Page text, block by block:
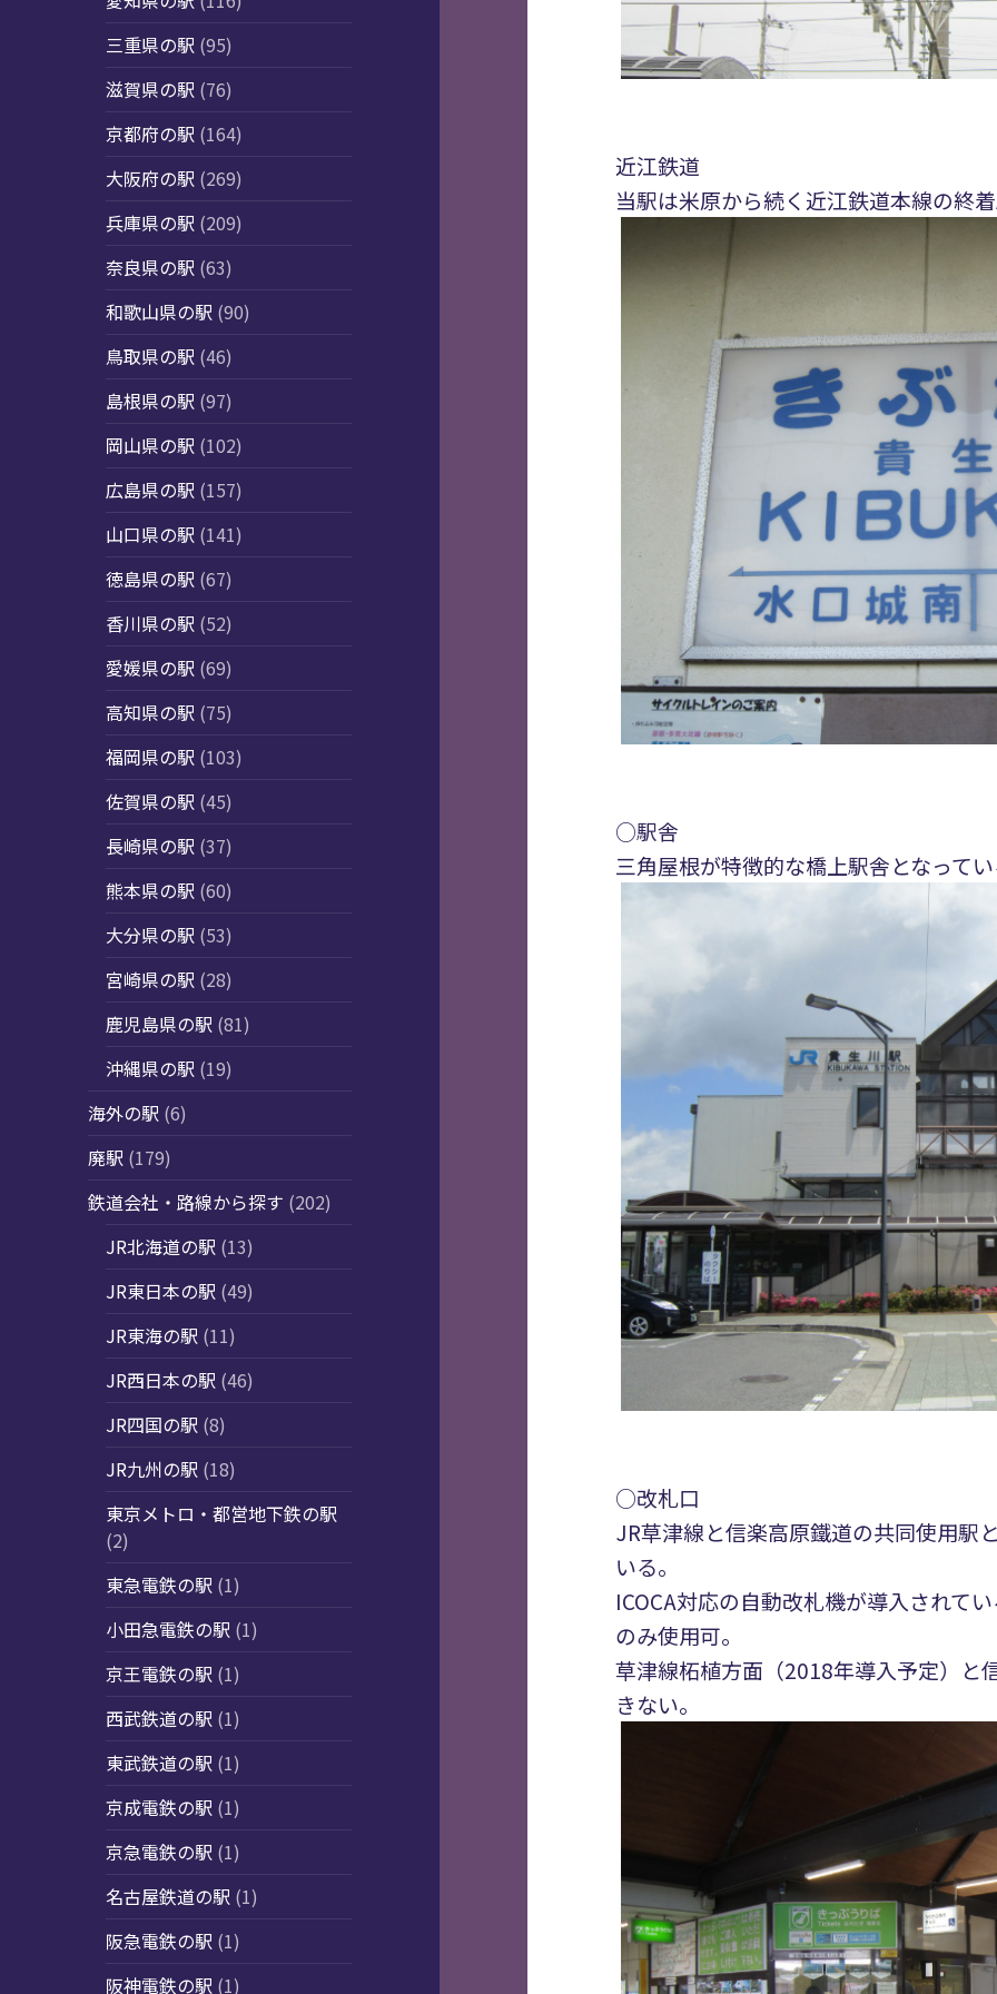
三重県の駅 (95)
滋賀県の駅 (76)
京都府の駅 (164)
大阪府の駅 (269)
兵庫県の駅 (209)
奈良県の駅 (63)
和歌山県の駅 (90)
鳥取県の駅 (46)
島根県の駅 (97)
岡山県の駅 (102)
広島県の駅 (157)
山口県の駅 (141)
徳島県の駅 (67)
香川県の駅 (52)
愛媛県の駅 (69)
高知県の駅 (75)
福岡県の駅 (103)
佐賀県の駅 (45)
長崎県の駅 (37)
熊本県の駅 (60)
大分県の駅 (53)
宮崎県の駅 (28)
鹿児島県の駅 (81)
沖縄県の駅 (19)
海外の駅 (6)
廃駅 (179)
鉄道会社・路線から探す (202)
JR北海道の駅 (13)
JR東日本の駅 (49)
JR東海の駅 (11)
JR西日本の駅 (46)
JR四国の駅 (8)
JR九州の駅 (18)
東京メトロ・都営地下鉄の駅
(2)
東急電鉄の駅 (1)
小田急電鉄の駅 (1)
京王電鉄の駅 (1)
西武鉄道の駅 (1)
東武鉄道の駅 (1)
京成電鉄の駅 (1)
京急電鉄の駅 (1)
名古屋鉄道の駅 (1)
阪急電鉄の駅 (1)
阪神電鉄の駅 (1)
近江鉄道
当駅は米原から続く近江鉄道本線の終
○駅舎
三角屋根が特徴的な橋上駅舎となって
○改札口
JR草津線と信楽高原鐵道の共同使用駅
いる。
ICOCA対応の自動改札機が導入されて
のみ使用可。
草津線柘植方面（2018年導入予定）と
きない。